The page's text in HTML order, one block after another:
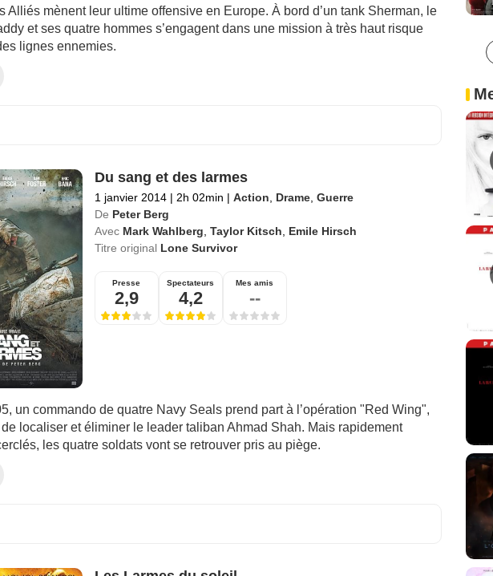
Alliés mènent leur ultime offensive en Europe. À bord d’un tank Sherman, le
et ses quatre hommes s’engagent dans une mission à très haut risque
lignes ennemies.
Du sang et des larmes
1 janvier 2014 | 2h 02min | Action Drame, Guerre
De Peter Berg
Avec Mark Wahlberg Taylor Kitsch
Emile Hirsch
Titre original Lone Survivor
Presse
2,9
Spectateurs
4,2
Mes amis
--
un commando de quatre Navy Seals prend part à l’opération "Red Wing",
localiser et éliminer le leader taliban Ahmad Shah. Mais rapidement
les quatre soldats vont se retrouver pris au piège.